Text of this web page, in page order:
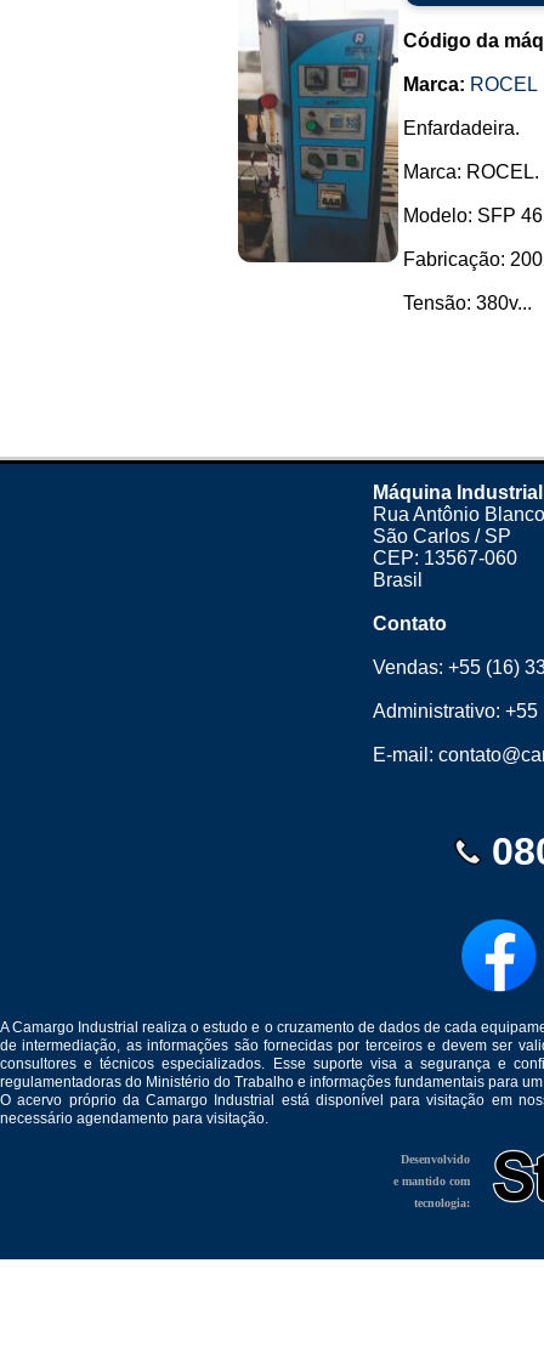
Código da
Marca: ROCEL
Enfardadeira.
Marca: ROCEL.
Modelo: SFP
Fabricação:
Tensão: 380v...
Máquina Industrial
Rua Antônio
São Carlos / SP
CEP: 13567-060
Brasil
Contato
Vendas:+55 (16)
Administrativo:+55
E-mail:
A Camargo Industrial realiza o estudo e o cruzamento de dados de cada
de intermediação, as informações são fornecidas por terceiros e devem ser
consultores e técnicos especializados. Esse suporte visa a segurança e
regulamentadoras do Ministério do Trabalho e informações fundamentais para
O acervo próprio da Camargo Industrial está disponível para visitação em
necessário agendamento para visitação.
Desenvolvido
e mantido com
tecnologia: